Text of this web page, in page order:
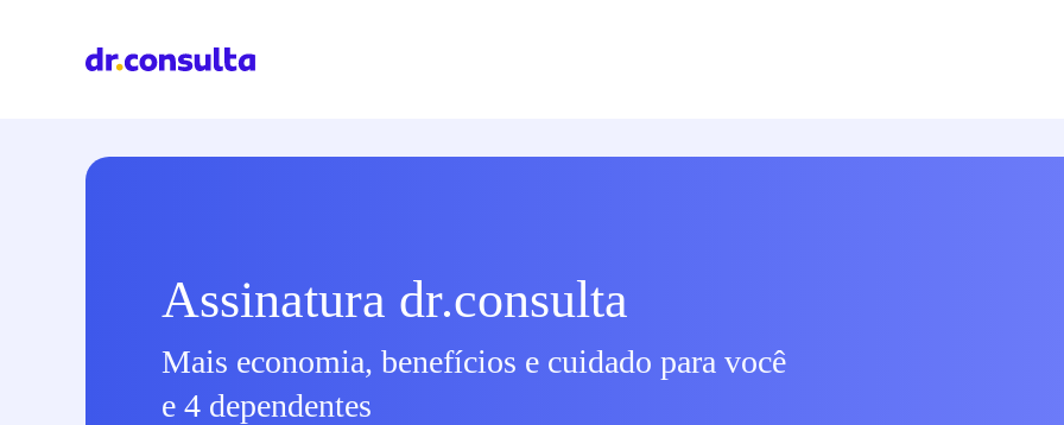
Assinatura dr.consulta
Mais economia, benefícios e cuidado para você
e 4 dependentes